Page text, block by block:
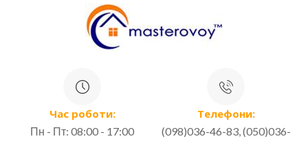
Час роботи:
Пн - Пт: 08:00 - 17:00
Телефони:
(098)036-46-83, (050)036-